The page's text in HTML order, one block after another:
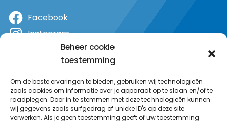
Beheer cookie
toestemming
Om de beste ervaringen te bieden, gebruiken wij technologieën
zoals cookies om informatie over je apparaat op te slaan en/of te
raadplegen. Door in te stemmen met deze technologieën kunnen
wij gegevens zoals surfgedrag of unieke ID's op deze site
verwerken. Als je geen toestemming geeft of uw toestemming
Facebook
Instagram
YouTube